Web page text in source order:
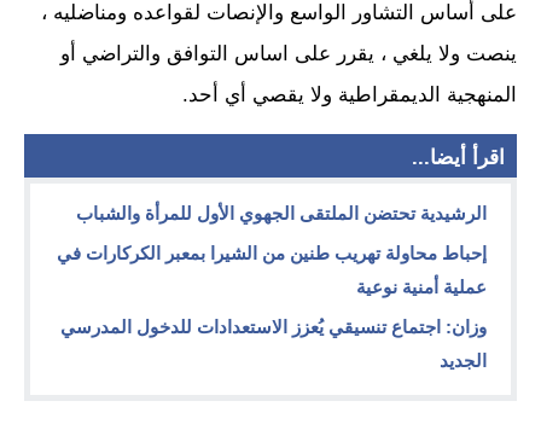
على أساس التشاور الواسع والإنصات لقواعده ومناضليه ،
ينصت ولا يلغي ، يقرر على اساس التوافق والتراضي أو
المنهجية الديمقراطية ولا يقصي أي أحد.
اقرأ أيضا...
الرشيدية تحتضن الملتقى الجهوي الأول للمرأة والشباب
إحباط محاولة تهريب طنين من الشيرا بمعبر الكركارات في
عملية أمنية نوعية
وزان: اجتماع تنسيقي يُعزز الاستعدادات للدخول المدرسي
الجديد